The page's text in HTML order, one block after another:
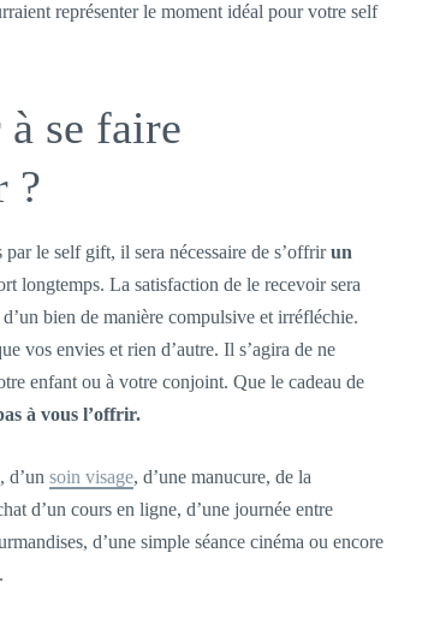
représenter le moment idéal pour votre self
se faire
?
le self gift, il sera nécessaire de s’offrirun
longtemps. La satisfaction de le recevoir sera
bien de manière compulsive et irréfléchie.
vos envies et rien d’autre. Il s’agira de ne
enfant ou à votre conjoint. Que le cadeau de
à vous l’offrir.
d’un soin visage, d’une manucure, de la
d’un cours en ligne, d’une journée entre
d’une simple séance cinéma ou encore